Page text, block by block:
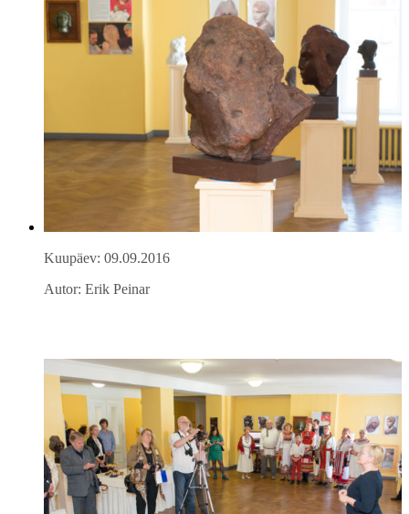
Kuupäev: 09.09.2016
Autor: Erik Peinar